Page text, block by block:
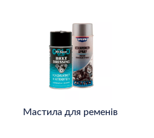
Мастила для ременів